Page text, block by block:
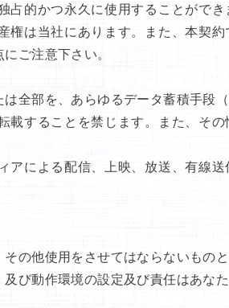
的かつ永久に使用することができ
は当社にあります。また、本契
ご注意下さい。
全部を、あらゆるデータ蓄積手段
載することを禁じます。また、そ
による配信、上映、放送、有線
の他使用をさせてはならないものと
び動作環境の設定及び責任はあな